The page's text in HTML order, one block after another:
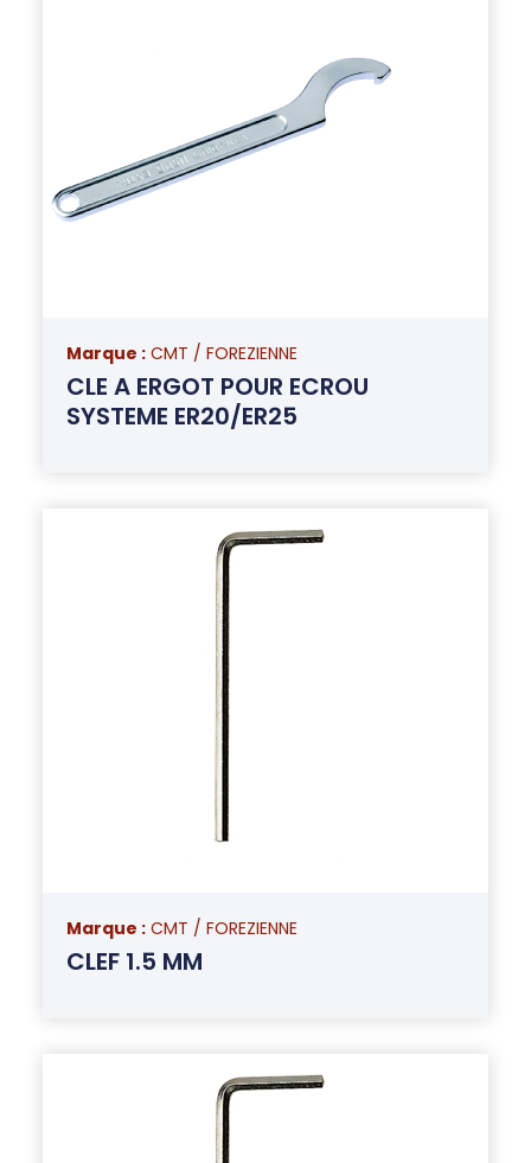
Marque : CMT / FOREZIENNE
CLE A ERGOT POUR ECROU
SYSTEME ER20/ER25
Marque : CMT / FOREZIENNE
CLEF 1.5 MM